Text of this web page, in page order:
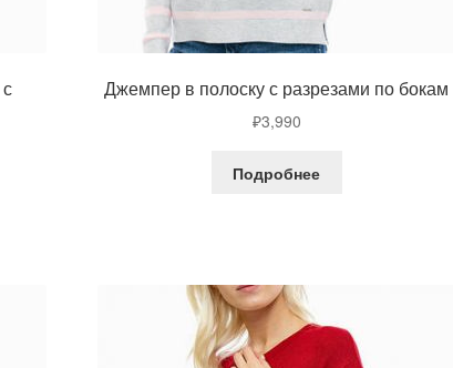
Джемпер в полоску с разрезами по бокам
₽3,990
Подробнее